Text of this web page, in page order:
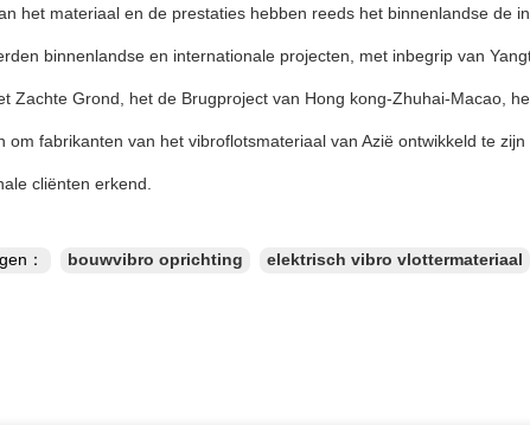
het materiaal en de prestaties hebben reeds het binnenlandse de
binnenlandse en internationale projecten, met inbegrip van
Zachte Grond, het de Brugproject van Hong kong-Zhuhai-Macao,
om fabrikanten van het vibroflotsmateriaal van Azië ontwikkeld te
cliënten erkend.
： bouwvibro oprichting elektrisch vibro vlottermateriaal